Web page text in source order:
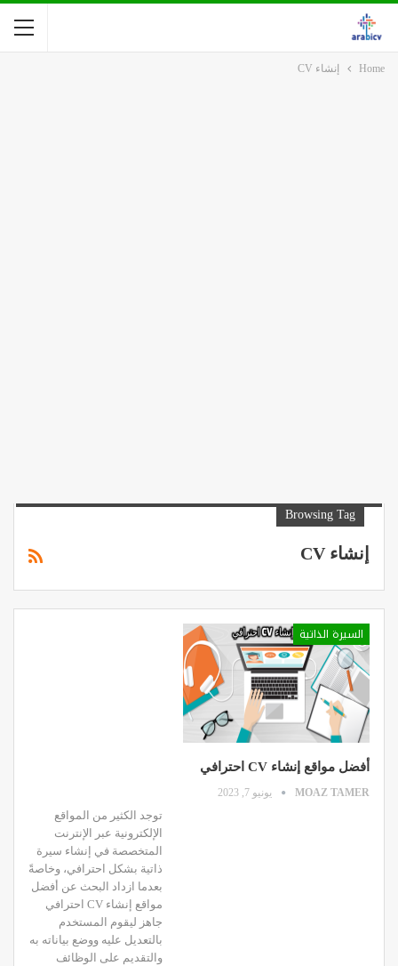
Home إنشاء CV
Browsing Tag
إنشاء CV
السيرة الذاتية
أفضل مواقع إنشاء CV احترافي
MOAZ TAMER يونيو 7, 2023
توجد الكثير من المواقع
الإلكترونية عبر الإنترنت
المتخصصة في إنشاء سيرة
ذاتية بشكل احترافي، وخاصةً
بعدما ازداد البحث عن أفضل
مواقع إنشاء CV احترافي
جاهز ليقوم المستخدم
بالتعديل عليه ووضع بياناته به
والتقديم على الوظائف